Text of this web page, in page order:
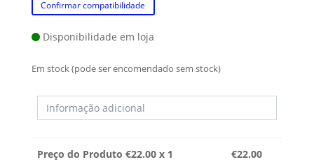
Confirmar compatibilidade
Disponibilidade em loja
Em stock (pode ser encomendado sem stock)
Preço do Produto €22.00 x 1 €22.00